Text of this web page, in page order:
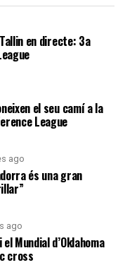
en directe: 3a
el seu camí a la
League
ago
és una gran
ago
Mundial d’Oklahoma
cross